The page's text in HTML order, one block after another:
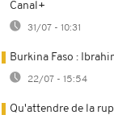
Canal+
31/07 - 10:31
Burkina Faso :
22/07 - 15:54
Qu'attendre de la